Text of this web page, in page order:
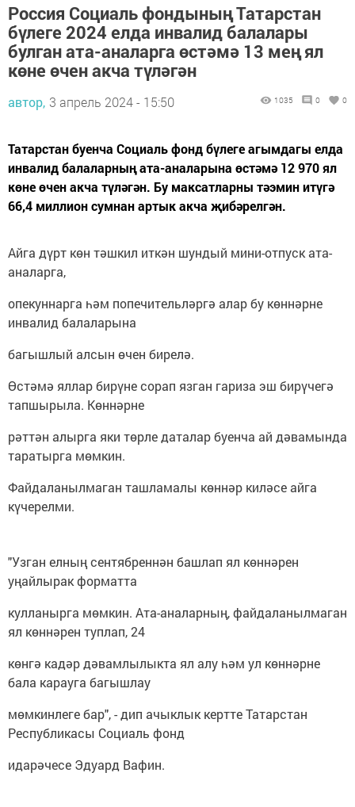
Россия Социаль фондының Татарстан
бүлеге 2024 елда инвалид балалары
булган ата-аналарга өстәмә 13 мең ял
көне өчен акча түләгән
автор, 3 апрель 2024 - 15:50 1035 0 0
Татарстан буенча Социаль фонд бүлеге агымдагы елда
инвалид балаларның ата-аналарына өстәмә 12 970 ял
көне өчен акча түләгән. Бу максатларны тәэмин итүгә
66,4 миллион сумнан артык акча җибәрелгән.
Айга дүрт көн тәшкил иткән шундый мини-отпуск ата-
аналарга,
опекуннарга һәм попечительләргә алар бу көннәрне
инвалид балаларына
багышлый алсын өчен бирелә.
Өстәмә яллар бирүне сорап язган гариза эш бирүчегә
тапшырыла. Көннәрне
рәттән алырга яки төрле даталар буенча ай дәвамында
таратырга мөмкин.
Файдаланылмаган ташламалы көннәр киләсе айга
күчерелми.
"Узган елның сентябреннән башлап ял көннәрен
уңайлырак форматта
кулланырга мөмкин. Ата-аналарның, файдаланылмаган
ял көннәрен туплап, 24
көнгә кадәр дәвамлылыкта ял алу һәм ул көннәрне
бала карауга багышлау
мөмкинлеге бар", - дип ачыклык кертте Татарстан
Республикасы Социаль фонд
идарәчесе Эдуард Вафин.